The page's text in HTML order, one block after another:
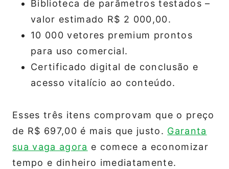
Biblioteca de parâmetros testados –
valor estimado R$ 2 000,00.
10 000 vetores premium prontos
para uso comercial.
Certificado digital de conclusão e
acesso vitalício ao conteúdo.
Esses três itens comprovam que o preço
de R$ 697,00 é mais que justo. Garanta
sua vaga agora e comece a economizar
tempo e dinheiro imediatamente.